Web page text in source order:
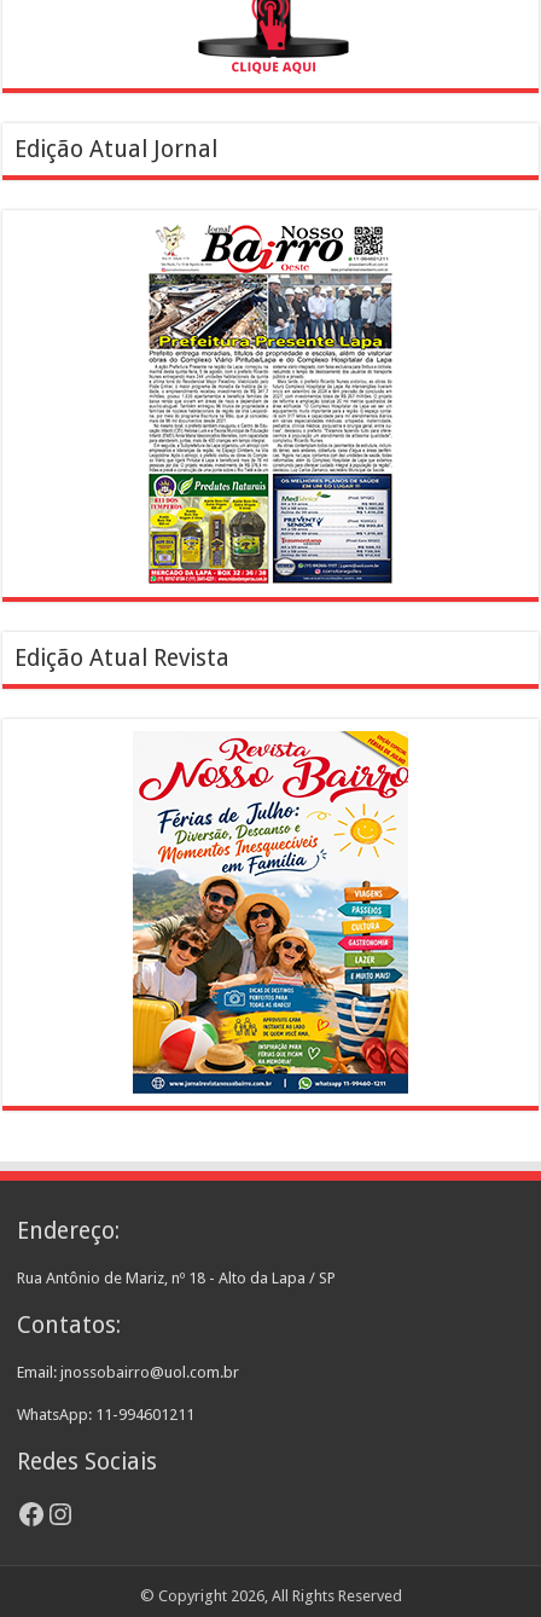
Edição Atual Jornal
Edição Atual Revista
Endereço:
Rua Antônio de Mariz, nº 18 - Alto da Lapa / SP
Contatos:
Email: jnossobairro@uol.com.br
WhatsApp: 11-994601211
Redes Sociais
Facebook
Instagram
© Copyright 2026, All Rights Reserved